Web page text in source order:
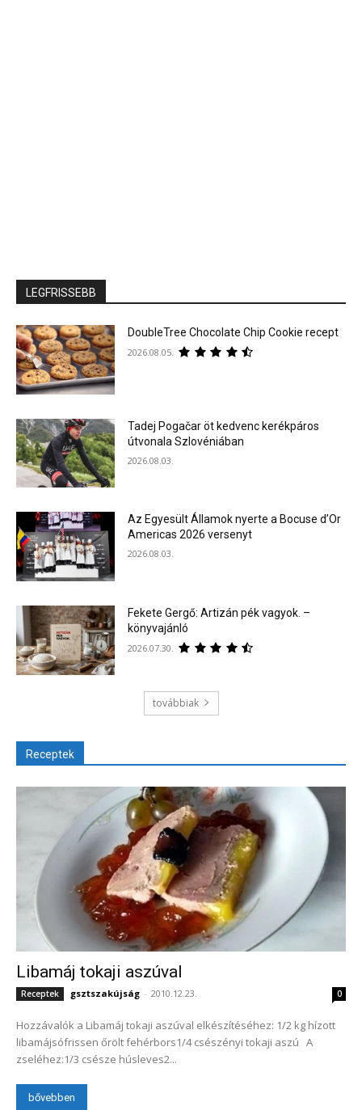
LEGFRISSEBB
DoubleTree Chocolate Chip Cookie recept
2026.08.05.
Tadej Pogačar öt kedvenc kerékpáros
útvonala Szlovéniában
2026.08.03.
Az Egyesült Államok nyerte a Bocuse d’Or
Americas 2026 versenyt
2026.08.03.
Fekete Gergő: Artizán pék vagyok. –
könyvajánló
2026.07.30.
továbbiak
Receptek
Libamáj tokaji aszúval
Receptek gsztszakújság - 2010.12.23. 0
Hozzávalók a Libamáj tokaji aszúval elkészítéséhez: 1/2 kg hízott
libamájsófrissen őrölt fehérbors1/4 csészényi tokaji aszú A
zseléhez:1/3 csésze húsleves2...
bővebben